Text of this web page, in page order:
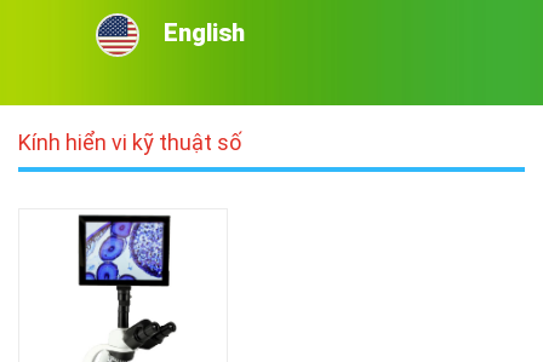
English
Kính hiển vi kỹ thuật số